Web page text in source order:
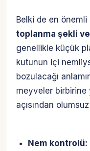
Belki de en
toplanma şekli ve
genellikle küçük
kutunun içi
bozulacağı
meyveler birbirine
açısından
Nem kontrolü: